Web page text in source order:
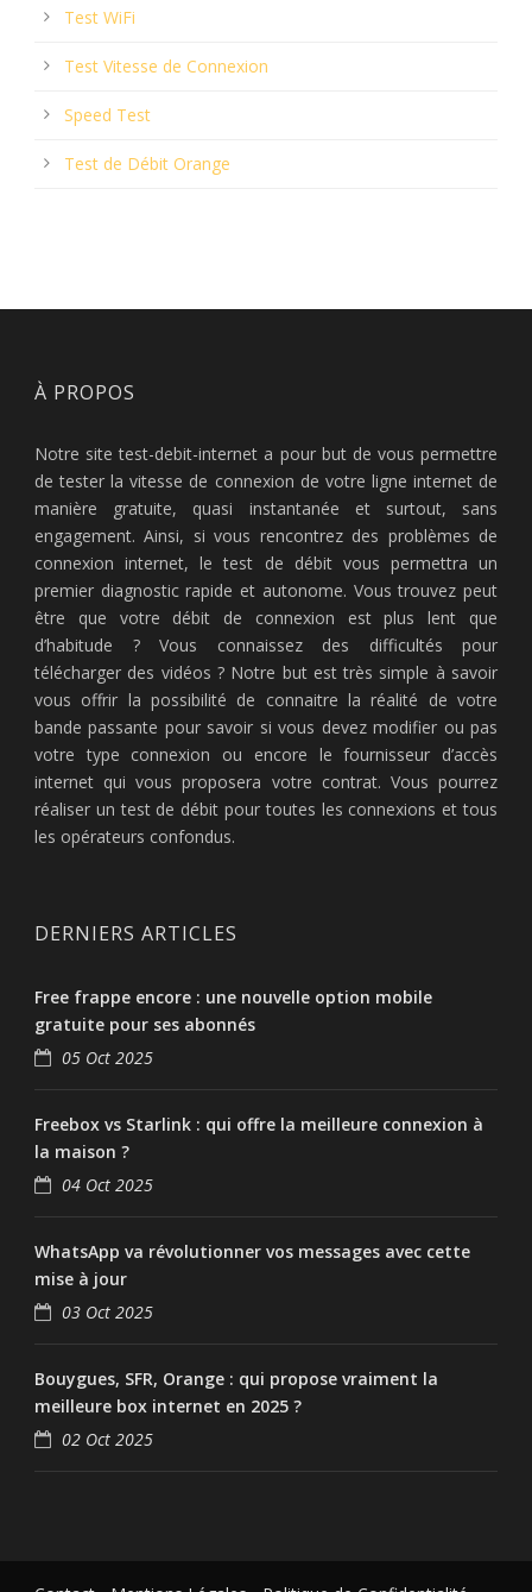
Test WiFi
Test Vitesse de Connexion
Speed Test
Test de Débit Orange
À PROPOS
Notre site test-debit-internet a pour but de vous permettre
de tester la vitesse de connexion de votre ligne internet de
manière gratuite, quasi instantanée et surtout, sans
engagement. Ainsi, si vous rencontrez des problèmes de
connexion internet, le test de débit vous permettra un
premier diagnostic rapide et autonome. Vous trouvez peut
être que votre débit de connexion est plus lent que
d’habitude ? Vous connaissez des difficultés pour
télécharger des vidéos ? Notre but est très simple à savoir
vous offrir la possibilité de connaitre la réalité de votre
bande passante pour savoir si vous devez modifier ou pas
votre type connexion ou encore le fournisseur d’accès
internet qui vous proposera votre contrat. Vous pourrez
réaliser un test de débit pour toutes les connexions et tous
les opérateurs confondus.
DERNIERS ARTICLES
Free frappe encore : une nouvelle option mobile
gratuite pour ses abonnés
05 Oct 2025
Freebox vs Starlink : qui offre la meilleure connexion à
la maison ?
04 Oct 2025
WhatsApp va révolutionner vos messages avec cette
mise à jour
03 Oct 2025
Bouygues, SFR, Orange : qui propose vraiment la
meilleure box internet en 2025 ?
02 Oct 2025